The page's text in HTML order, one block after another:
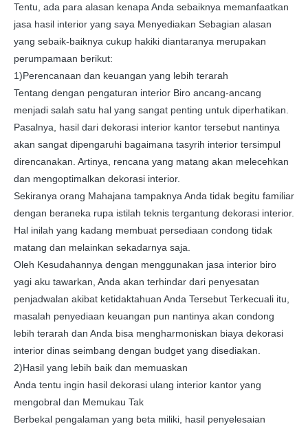
Tentu, ada para alasan kenapa Anda sebaiknya memanfaatkan
jasa hasil interior yang saya Menyediakan Sebagian alasan
yang sebaik-baiknya cukup hakiki diantaranya merupakan
perumpamaan berikut:
1)Perencanaan dan keuangan yang lebih terarah
Tentang dengan pengaturan interior Biro ancang-ancang
menjadi salah satu hal yang sangat penting untuk diperhatikan.
Pasalnya, hasil dari dekorasi interior kantor tersebut nantinya
akan sangat dipengaruhi bagaimana tasyrih interior tersimpul
direncanakan. Artinya, rencana yang matang akan melecehkan
dan mengoptimalkan dekorasi interior.
Sekiranya orang Mahajana tampaknya Anda tidak begitu familiar
dengan beraneka rupa istilah teknis tergantung dekorasi interior.
Hal inilah yang kadang membuat persediaan condong tidak
matang dan melainkan sekadarnya saja.
Oleh Kesudahannya dengan menggunakan jasa interior biro
yagi aku tawarkan, Anda akan terhindar dari penyesatan
penjadwalan akibat ketidaktahuan Anda Tersebut Terkecuali itu,
masalah penyediaan keuangan pun nantinya akan condong
lebih terarah dan Anda bisa mengharmoniskan biaya dekorasi
interior dinas seimbang dengan budget yang disediakan.
2)Hasil yang lebih baik dan memuaskan
Anda tentu ingin hasil dekorasi ulang interior kantor yang
mengobral dan Memukau Tak
Berbekal pengalaman yang beta miliki, hasil penyelesaian